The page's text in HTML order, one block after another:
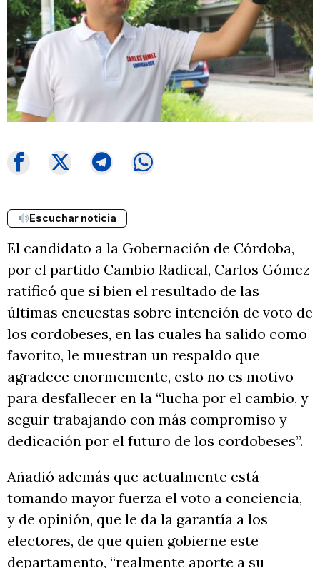
Escuchar noticia
El candidato a la Gobernación de Córdoba,
por el partido Cambio Radical, Carlos Gómez
ratificó que si bien el resultado de las
últimas encuestas sobre intención de voto de
los cordobeses, en las cuales ha salido como
favorito, le muestran un respaldo que
agradece enormemente, esto no es motivo
para desfallecer en la “lucha por el cambio, y
seguir trabajando con más compromiso y
dedicación por el futuro de los cordobeses”.
Añadió además que actualmente está
tomando mayor fuerza el voto a conciencia,
y de opinión, que le da la garantía a los
electores, de que quien gobierne este
departamento, “realmente aporte a su